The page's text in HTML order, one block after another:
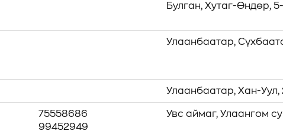
Булган, Хутаг-Өндөр,
Улаанбаатар,
Улаанбаатар, Хан-Уул,
75558686
99452949
Увс аймаг, Улаангом